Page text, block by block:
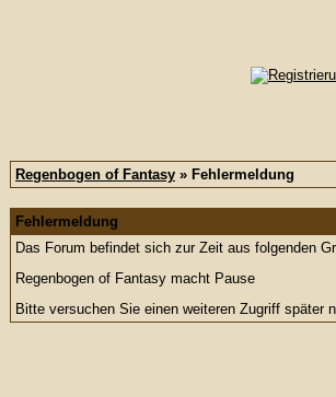
Regenbogen of Fantasy » Fehlermeldung
Fehlermeldung
Das Forum befindet sich zur Zeit aus folgenden
Regenbogen of Fantasy macht Pause
Bitte versuchen Sie einen weiteren Zugriff später